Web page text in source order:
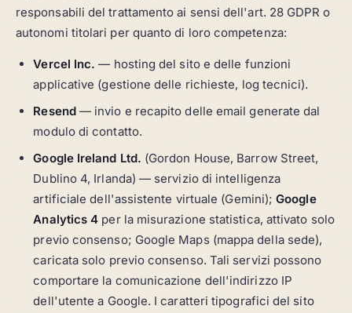
responsabili del trattamento ai sensi dell'art. 28 GDPR o
autonomi titolari per quanto di loro competenza:
Vercel Inc. — hosting del sito e delle funzioni
applicative (gestione delle richieste, log tecnici).
Resend— invio e recapito delle email generate dal
modulo di contatto.
Google Ireland Ltd. (Gordon House, Barrow Street,
Dublino 4, Irlanda) — servizio di intelligenza
artificiale dell'assistente virtuale (Gemini);Google
Analytics 4 per la misurazione statistica, attivato solo
previo consenso; Google Maps (mappa della sede),
caricata solo previo consenso. Tali servizi possono
comportare la comunicazione dell'indirizzo IP
dell'utente a Google. I caratteri tipografici del sito